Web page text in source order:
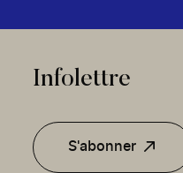
Infolettre
S'abonner